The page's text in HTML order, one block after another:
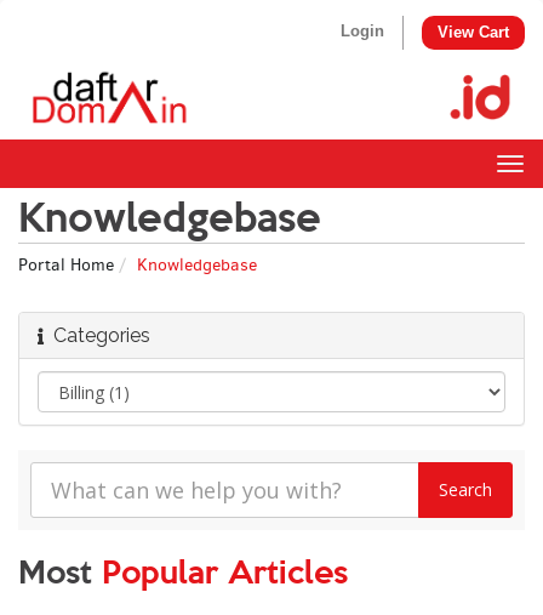
Login View Cart
Knowledgebase
Portal Home Knowledgebase
Categories
Most Popular Articles